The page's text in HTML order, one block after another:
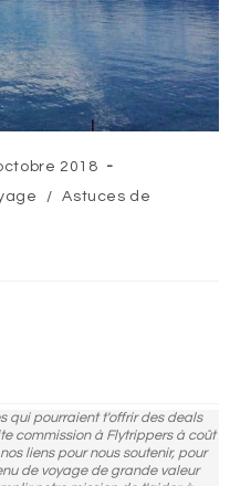
2018
/
Astuces de
qui pourraient t'offrir des deals
commission à Flytrippers à coût
liens pour nous soutenir, pour
de voyage de grande valeur